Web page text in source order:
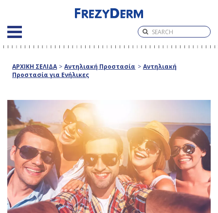
ΑΡΧΙΚΗ ΣΕΛΙΔΑ > Αντηλιακή Προστασία > Αντηλιακή
Προστασία για Ενήλικες